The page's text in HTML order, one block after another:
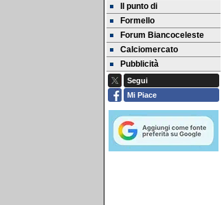
Il punto di
Formello
Forum Biancoceleste
Calciomercato
Pubblicità
Segui
Mi Piace